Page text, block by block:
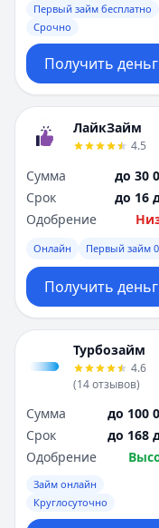
Первый займ бесплатно
Срочно
Получить
ЛайкЗайм
4.5
Сумма
до 30
Срок
до 16
Одобрение
Онлайн Первый займ
Получить
Турбозайм
4.6
(14отзывов)
Сумма
до 100
Срок
до 168
Одобрение
Займ онлайн
Круглосуточно